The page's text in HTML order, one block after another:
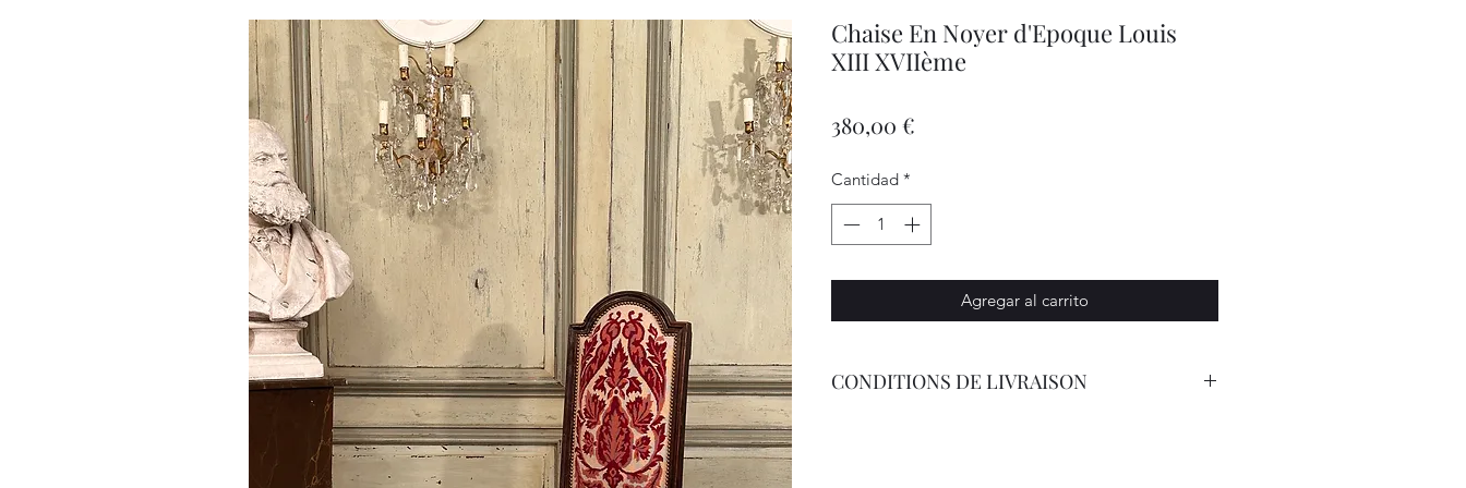
Chaise En Noyer d'Epoque Louis
XIII XVIIème
380,00 €
Cantidad *
Agregar al carrito
CONDITIONS DE LIVRAISON